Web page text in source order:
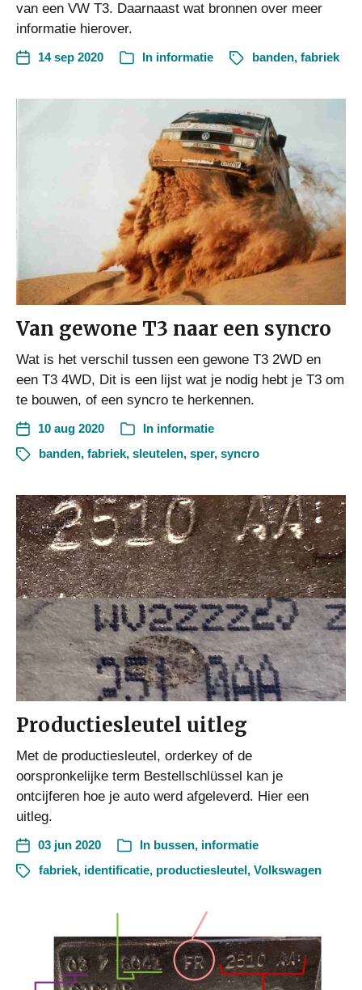
van een VW T3. Daarnaast wat bronnen over meer
informatie hierover.
14 sep 2020 In informatie banden, fabriek
Van gewone T3 naar een syncro
Wat is het verschil tussen een gewone T3 2WD en
een T3 4WD, Dit is een lijst wat je nodig hebt je T3 om
te bouwen, of een syncro te herkennen.
10 aug 2020 In informatie
banden, fabriek, sleutelen, sper, syncro
Productiesleutel uitleg
Met de productiesleutel, orderkey of de
oorspronkelijke term Bestellschlüssel kan je
ontcijferen hoe je auto werd afgeleverd. Hier een
uitleg.
03 jun 2020 In bussen, informatie
fabriek, identificatie, productiesleutel, Volkswagen